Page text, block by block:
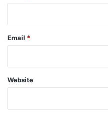
Email *
Website